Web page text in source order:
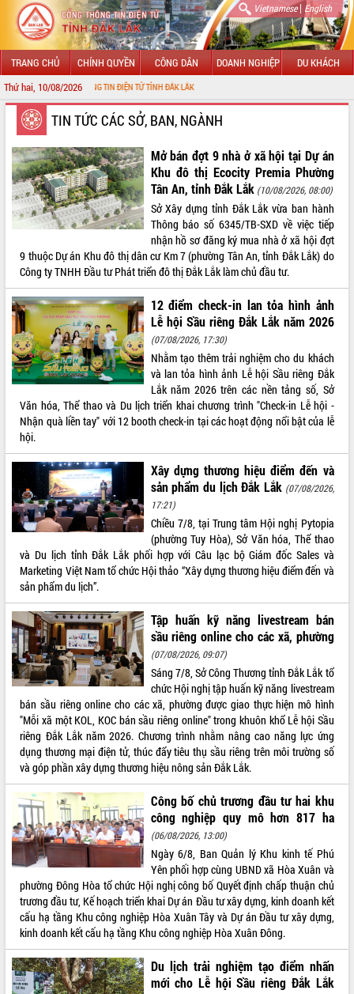
Vietnamese| English
TRANG CHỦ CHÍNH QUYỀN CÔNG DÂN DOANH NGHIỆP DU KHÁCH
Thứ hai, 10/08/2026
THÔNG TIN ĐIỆN TỬ TỈNH ĐẮK LẮK
GIỚI THIỆU
LÃNH ĐẠO UBND TỈNH
TIN TỨC SỰ KIỆN
SỞ, BAN, NGÀNH
THÔNG TIN CHỈ ĐẠO ĐIỀU HÀNH
HỆ THỐNG VĂN BẢN
VĂN BẢN HĐND TỈNH
ĐIỂM TIN VĂN BẢN
QUY HOẠCH - KẾ HOẠCH
VIDEO
Không có file video nào để phát.
ALBUM ẢNH
LIÊN KẾT WEB
TIN TỨC CÁC SỞ, BAN, NGÀNH
Mở bán đợt 9 nhà ở xã hội tại Dự án
Khu đô thị Ecocity Premia Phường
Tân An, tỉnh Đắk Lắk (10/08/2026, 08:00)
Sở Xây dựng tỉnh Đắk Lắk vừa ban hành
Thông báo số 6345/TB-SXD về việc tiếp
nhận hồ sơ đăng ký mua nhà ở xã hội đợt
9 thuộc Dự án Khu đô thị dân cư Km 7 (phường Tân An, tỉnh Đắk Lắk) do
Công ty TNHH Đầu tư Phát triển đô thị Đắk Lắk làm chủ đầu tư.
12 điểm check-in lan tỏa hình ảnh
Lễ hội Sầu riêng Đắk Lắk năm 2026
(07/08/2026, 17:30)
Nhằm tạo thêm trải nghiệm cho du khách
và lan tỏa hình ảnh Lễ hội Sầu riêng Đắk
Lắk năm 2026 trên các nền tảng số, Sở
Văn hóa, Thể thao và Du lịch triển khai chương trình "Check-in Lễ hội -
Nhận quà liền tay" với 12 booth check-in tại các hoạt động nổi bật của lễ
hội.
Xây dựng thương hiệu điểm đến và
sản phẩm du lịch Đắk Lắk (07/08/2026,
17:21)
Chiều 7/8, tại Trung tâm Hội nghị Pytopia
(phường Tuy Hòa), Sở Văn hóa, Thể thao
và Du lịch tỉnh Đắk Lắk phối hợp với Câu lạc bộ Giám đốc Sales và
Marketing Việt Nam tổ chức Hội thảo “Xây dựng thương hiệu điểm đến và
sản phẩm du lịch”.
Tập huấn kỹ năng livestream bán
sầu riêng online cho các xã, phường
(07/08/2026, 09:07)
Sáng 7/8, Sở Công Thương tỉnh Đắk Lắk tổ
chức Hội nghị tập huấn kỹ năng livestream
bán sầu riêng online cho các xã, phường được giao thực hiện mô hình
"Mỗi xã một KOL, KOC bán sầu riêng online" trong khuôn khổ Lễ hội Sầu
riêng Đắk Lắk năm 2026. Chương trình nhằm nâng cao năng lực ứng
dụng thương mại điện tử, thúc đẩy tiêu thụ sầu riêng trên môi trường số
và góp phần xây dựng thương hiệu nông sản Đắk Lắk.
Công bố chủ trương đầu tư hai khu
công nghiệp quy mô hơn 817 ha
(06/08/2026, 13:00)
Ngày 6/8, Ban Quản lý Khu kinh tế Phú
Yên phối hợp cùng UBND xã Hòa Xuân và
phường Đông Hòa tổ chức Hội nghị công bố Quyết định chấp thuận chủ
trương đầu tư, Kế hoạch triển khai Dự án Đầu tư xây dựng, kinh doanh kết
cấu hạ tầng Khu công nghiệp Hòa Xuân Tây và Dự án Đầu tư xây dựng,
kinh doanh kết cấu hạ tầng Khu công nghiệp Hòa Xuân Đông.
Du lịch trải nghiệm tạo điểm nhấn
mới cho Lễ hội Sầu riêng Đắk Lắk